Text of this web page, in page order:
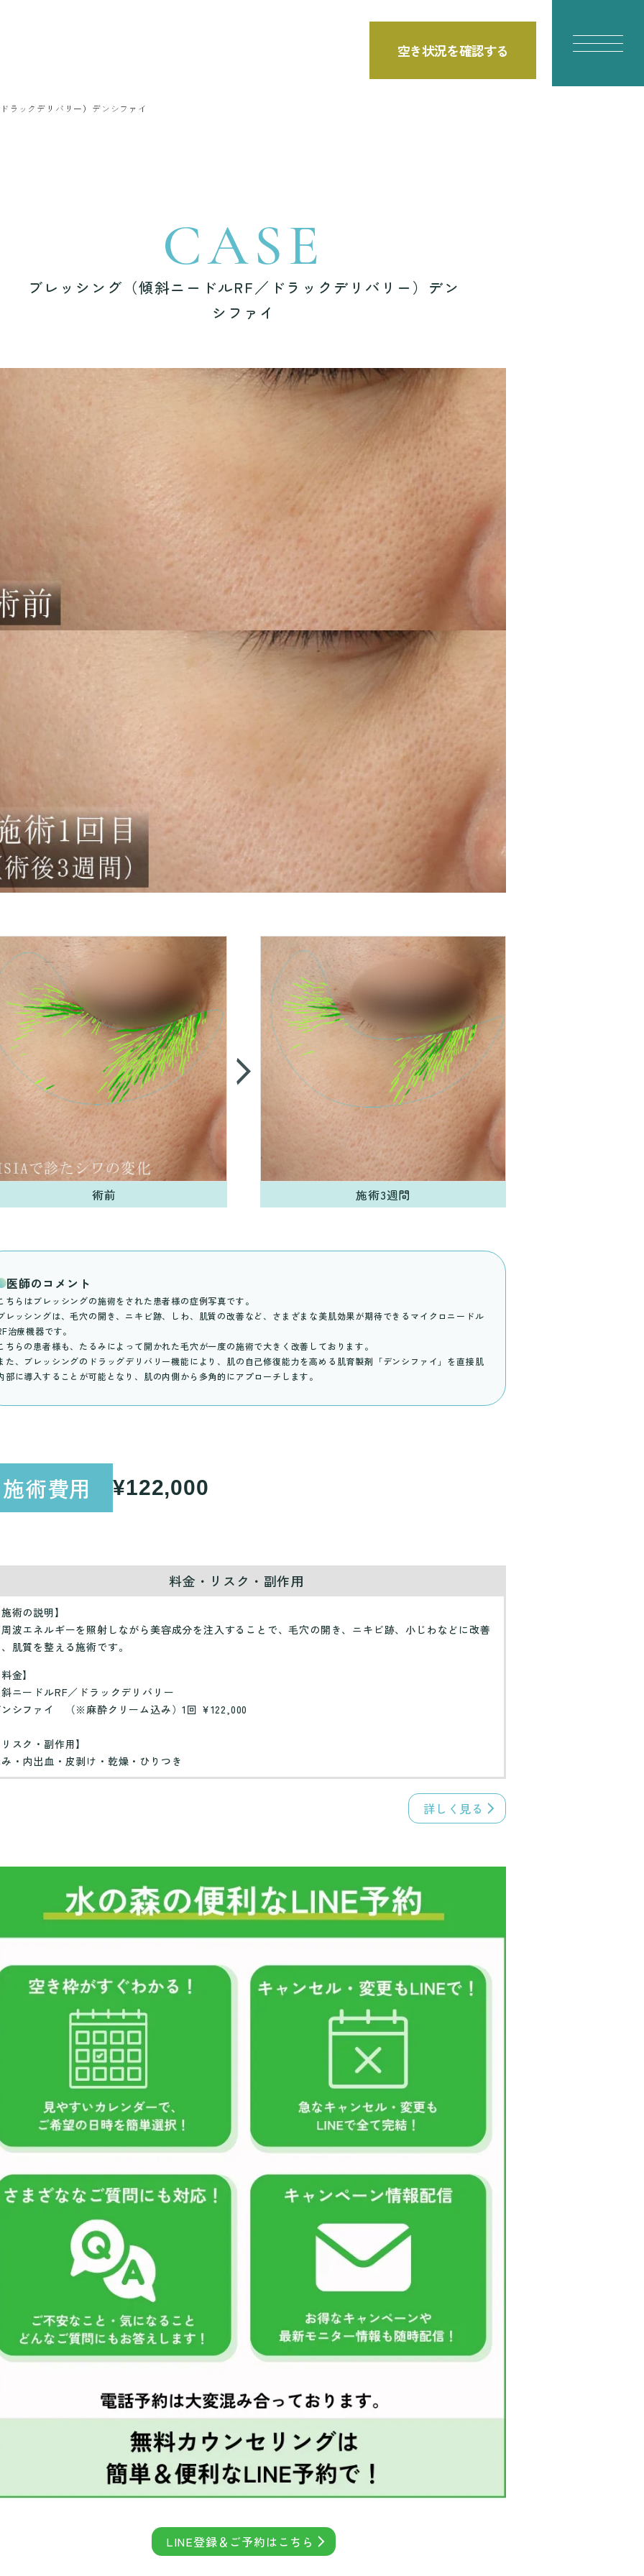
空き状況を確認する
ラックデリバリー）デンシファイ
CASE
ブレッシング（傾斜ニードルRF／ドラックデリバリー）デン
シファイ
術前 施術3週間
医師のコメント
ちらはブレッシングの施術をされた患者様の症例写真です。
レッシングは、毛穴の開き、ニキビ跡、しわ、肌質の改善など、さまざまな美肌効果が期待できるマイクロニードル
治療機器です。
ちらの患者様も、たるみによって開かれた毛穴が一度の施術で大きく改善しております。
た、ブレッシングのドラッグデリバリー機能により、肌の自己修復能力を高める肌育製剤「デンシファイ」を直接肌
部に導入することが可能となり、肌の内側から多角的にアプローチします。
施術費用 ¥122,000
料金・リスク・副作用
術の説明】
波エネルギーを照射しながら美容成分を注入することで、毛穴の開き、ニキビ跡、小じわなどに改善
肌質を整える施術です。
金】
ニードルRF／ドラックデリバリー
シファイ （※麻酔クリーム込み）1回 ¥122,000
スク・副作用】
・内出血・皮剥け・乾燥・ひりつき
詳しく見る
LINE登録＆ご予約はこちら